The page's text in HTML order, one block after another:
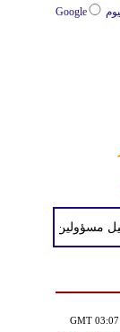
Google
بارزين بعد تعثر